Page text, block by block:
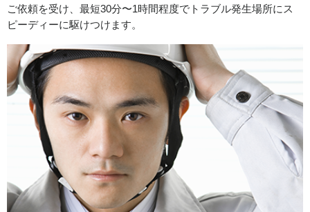
ご依頼を受け、最短30分〜1時間程度でトラブル発生場所にス
ピーディーに駆けつけます。